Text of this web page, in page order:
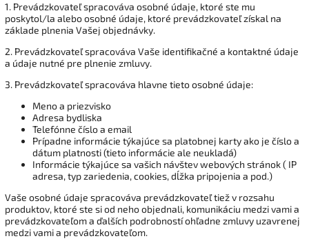
1. Prevádzkovateľ spracováva osobné údaje, ktoré ste mu
poskytol/la alebo osobné údaje, ktoré prevádzkovateľ získal na
základe plnenia Vašej objednávky.
2. Prevádzkovateľ spracováva Vaše identifikačné a kontaktné údaje
a údaje nutné pre plnenie zmluvy.
3. Prevádzkovateľ spracováva hlavne tieto osobné údaje:
Meno a priezvisko
Adresa bydliska
Telefónne číslo a email
Prípadne informácie týkajúce sa platobnej karty ako je číslo a
dátum platnosti (tieto informácie ale neukladá)
Informácie týkajúce sa vašich návštev webových stránok ( IP
adresa, typ zariedenia, cookies, dĺžka pripojenia a pod.)
Vaše osobné údaje spracováva prevádzkovateľ tiež v rozsahu
produktov, ktoré ste si od neho objednali, komunikáciu medzi vami a
prevádzkovateľom a ďalších podrobností ohľadne zmluvy uzavrenej
medzi vami a prevádzkovateľom.